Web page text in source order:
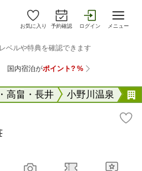
お気に入り 予約確認 ログイン メニュー
高畠・長井 小野川温泉